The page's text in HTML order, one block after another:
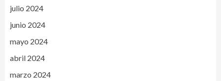
julio 2024
junio 2024
mayo 2024
abril 2024
marzo 2024